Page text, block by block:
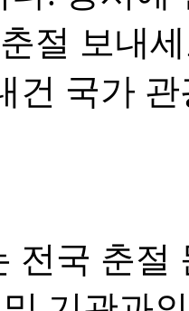
절 보내
건 국가
전국 춘절